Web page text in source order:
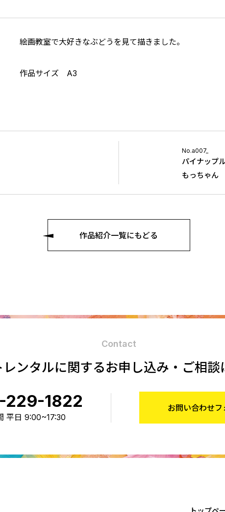
絵画教室で大好きなぶどうを見て描きました。
作品サイズ A3
No.a007_
パイナップ
もっちゃん
作品紹介一覧にもどる
Contact
レンタルに関するお申し込み・ご相談
229-1822
平日 9:00~17:30
お問い合わせフ